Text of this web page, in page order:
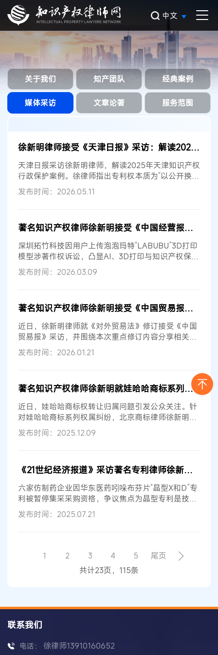
中文
关于我们 知产团队 经典案例
媒体采访 文章论著 服务范围
徐新明律师接受《天津日报》采访：解读2025年度天津市专利行政保护案例
天津日报采访徐新明律师，解读2025年天津知识产权
行政保护案例。徐律师指出专利权本质为“以公开换保
护”，假冒专利等行为侵蚀创...
发布时间：2026.05.11
著名知识产权律师徐新明接受《中国经营报》采访：技术革新下知识产权保护面临新挑战与应对策略
深圳拓竹科技因用户上传泡泡玛特“LABUBU”3D打印
模型涉著作权诉讼，凸显AI、3D打印与知识产权保护
冲突。中国知识产权律师网首席...
发布时间：2026.03.09
著名知识产权律师徐新明接受《中国贸易报》采访：解读新修订《对外贸易法》
近日，徐新明律师就《对外贸易法》修订接受《中国
贸易报》采访，并围绕本次重点修订内容分享相关观
点。
发布时间：2026.01.21
著名知识产权律师徐新明就娃哈哈商标系列问题接受《中国经营报》采访
近日，娃哈哈商标权转让归属问题引发公众关注。针
对娃哈哈商标系列权属纠纷，北京商标律师徐新明接
受了《中国经营报》的采访。
发布时间：2025.12.09
《21世纪经济报道》采访著名专利律师徐新明：吲哚布芬片专利纠纷中的创新与垄断
六家仿制药企业因华东医药吲哚布芬片“晶型X和D”专
利被暂停集采采购资格，争议焦点为晶型专利是技术
突破还是垄断工具。徐新明律...
发布时间：2025.07.21
1 2 3 4 5
尾页
共计23页，115条
联系我们
电话： 徐律师13910160652